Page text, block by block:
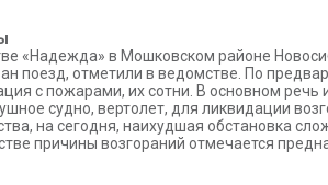
«Надежда» в Мошковском районе
поезд, отметили в ведомстве. По
с пожарами, их сотни. В основном
судно, вертолет, для ликвидации
на сегодня, наихудшая обстановка
причины возгораний отмечается